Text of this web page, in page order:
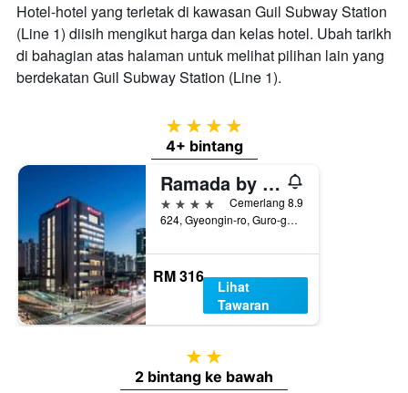
Hotel-hotel yang terletak di kawasan Guil Subway Station
(Line 1) diisih mengikut harga dan kelas hotel. Ubah tarikh
di bahagian atas halaman untuk melihat pilihan lain yang
berdekatan Guil Subway Station (Line 1).
4 bintang
4+ bintang
Ramada by Wyndham Seoul Sindorim
4 bintang
Cemerlang 8.9
624, Gyeongin-ro, Guro-gu, Seoul, Korea Selatan
RM 316
Lihat
Tawaran
2 bintang
2 bintang ke bawah